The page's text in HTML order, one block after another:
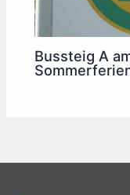
Bussteig A